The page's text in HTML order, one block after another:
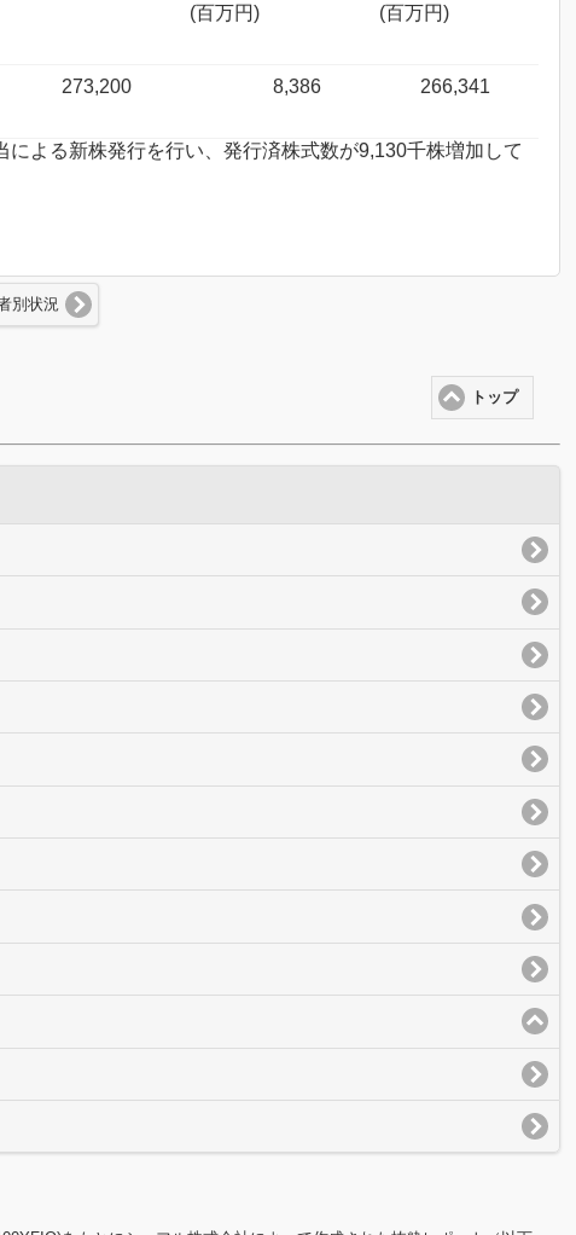
(百万円)
(百万円)
273,200 8,386 266,341
よる新株発行を行い、発行済株式数が9,130千株増加して
別状況
トップ